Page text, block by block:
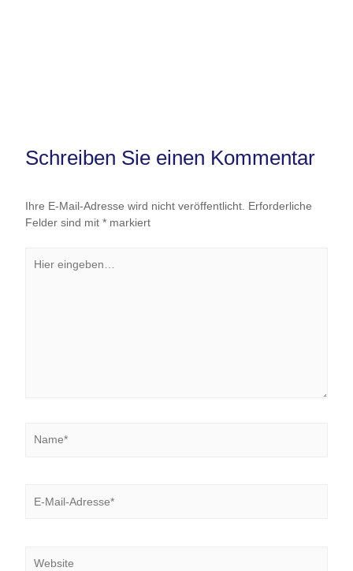
Schreiben Sie einen Kommentar
Ihre E-Mail-Adresse wird nicht veröffentlicht. Erforderliche
Felder sind mit *markiert
eingeben…
Mail-